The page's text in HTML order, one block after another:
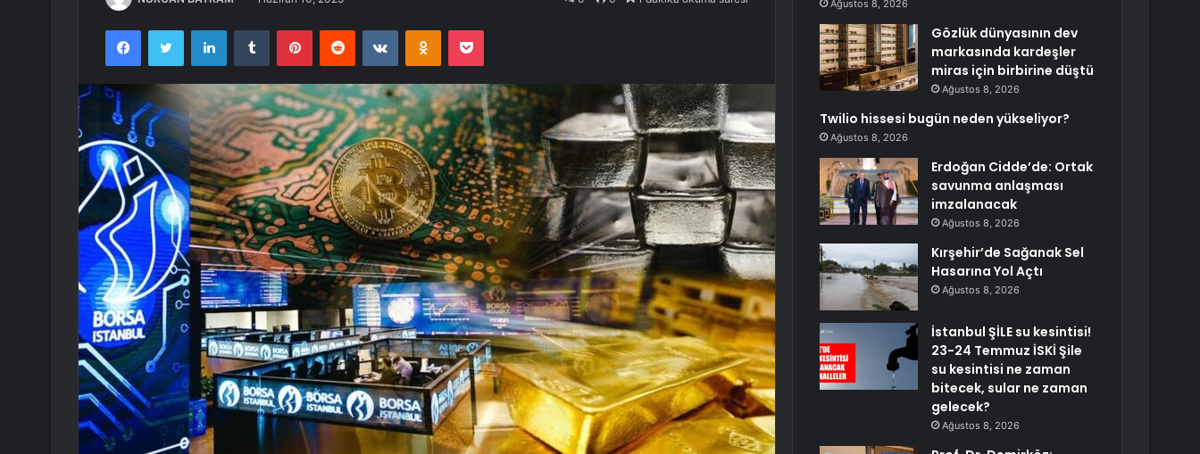
FacebookTwitter LinkedInTumblr PinterestReddit VKontakteOdnoklassniki
Pocket
Ağustos 8, 2026
Gözlük dünyasının dev
markasında kardeşler
miras için birbirine düştü
Ağustos 8, 2026
Twilio hissesi bugün neden yükseliyor?
Ağustos 8, 2026
Erdoğan Cidde’de: Ortak
savunma anlaşması
imzalanacak
Ağustos 8, 2026
Kırşehir’de Sağanak Sel
Hasarına Yol Açtı
Ağustos 8, 2026
İstanbul ŞİLE su kesintisi!
23-24 Temmuz İSKİ Şile
su kesintisi ne zaman
bitecek, sular ne zaman
gelecek?
Ağustos 8, 2026